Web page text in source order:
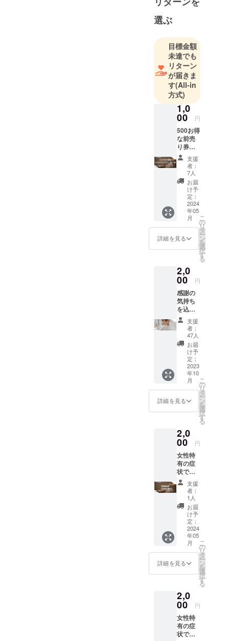
選ぶ
目標金額
未達でも
リターン
が届きま
す(All-in
方式)
1,0
00 円
500お得
な前売
り券！
（まと
めての
ご使用
も可
能） 券
の枚数
に制限
はござ
いませ
んの
で、こ
の機会
にまと
手して
おい
て、美
容ライ
フを定
期的に
お得に
始めま
しょう
♡ 利用
時に、
前売り
券のご
提示を
してい
ただき
ます
offさせ
て頂き
ます。
（同時
使用あ
り） ご
提示い
ただく
前売り
券につ
きまし
ては、
公式
LINEか
ら送ら
せて頂
きま
次お届
け） ー
注意
点ー ご
支援後
メール
支援
者：
7人
お届
け予
定：
2024
年05
月
詳細を見る
こ
の
リ
タ
ー
ン
を
選
択
す
る
2,0
00 円
感謝の
気持ち
を込め
た込め
た手紙
をお送
りしま
す 物や
チケッ
トは入
らない
よ〜と
いう方
は、お
気持ち
でコチ
んで頂
けると
嬉しい
です(*
´╰╯`๓)
♬ 手紙
の発送
は、ご
支援後
順次送
らせて
頂きま
す。
支援
者：
47人
お届
け予
定：
2023
年10
月
詳細を見る
こ
の
リ
タ
ー
ン
を
選
択
す
る
2,0
00 円
女性特
有の症
状であ
る、む
くみ・
冷え
性・肩
こり・
腰痛・
膝痛・
頭痛・
生理痛
などの
不定愁
訴へア
プロー
身体の
バラン
スを整
え、血
液やリ
ンパの
支援
者：
1人
お届
け予
定：
2024
年05
月
詳細を見る
こ
の
リ
タ
ー
ン
を
選
択
す
る
2,0
00 円
女性特
有の症
状であ